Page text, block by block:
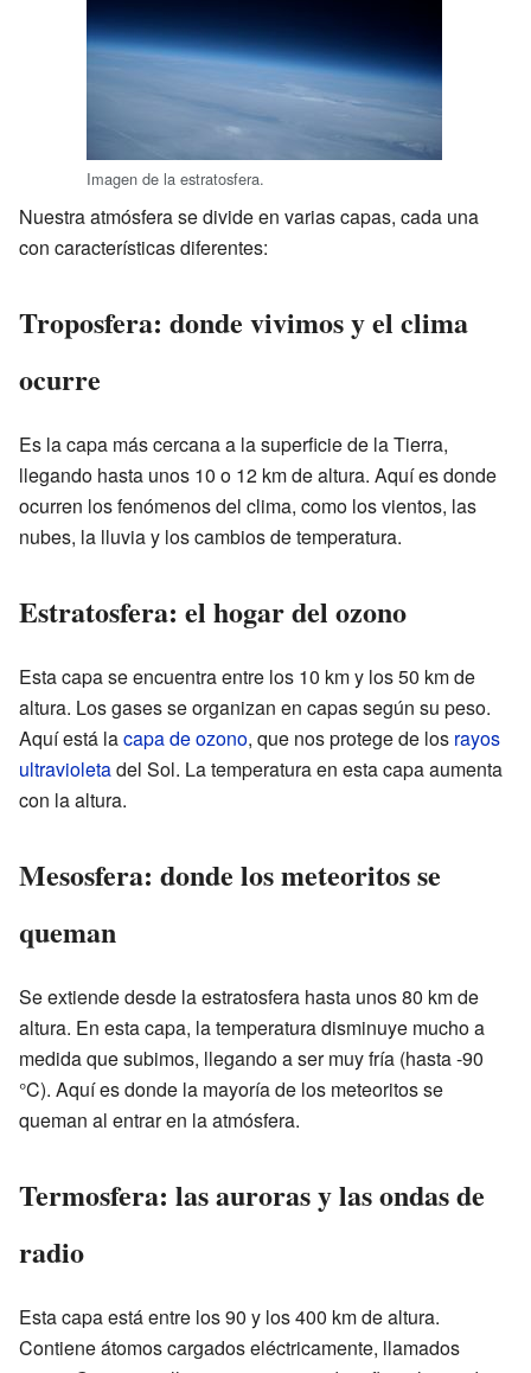
Imagen de la estratosfera.
Nuestra atmósfera se divide en varias capas, cada una
con características diferentes:
Troposfera: donde vivimos y el clima
ocurre
Es la capa más cercana a la superficie de la Tierra,
llegando hasta unos 10 o 12 km de altura. Aquí es donde
ocurren los fenómenos del clima, como los vientos, las
nubes, la lluvia y los cambios de temperatura.
Estratosfera: el hogar del ozono
Esta capa se encuentra entre los 10 km y los 50 km de
altura. Los gases se organizan en capas según su peso.
Aquí está lacapa de ozono, que nos protege de los rayos
ultravioletadel Sol. La temperatura en esta capa aumenta
con la altura.
Mesosfera: donde los meteoritos se
queman
Se extiende desde la estratosfera hasta unos 80 km de
altura. En esta capa, la temperatura disminuye mucho a
medida que subimos, llegando a ser muy fría (hasta -90
°C). Aquí es donde la mayoría de los meteoritos se
queman al entrar en la atmósfera.
Termosfera: las auroras y las ondas de
radio
Esta capa está entre los 90 y los 400 km de altura.
Contiene átomos cargados eléctricamente, llamados